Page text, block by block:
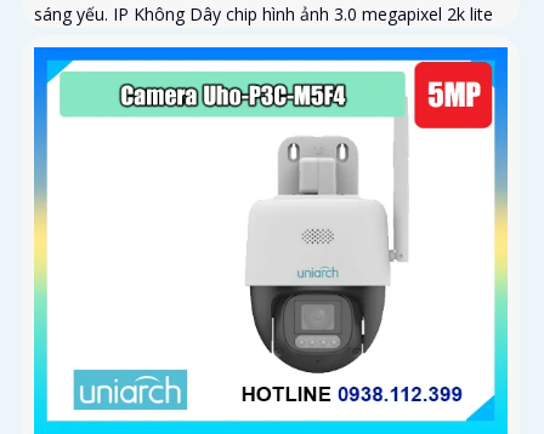
sáng yếu. IP Không Dây chip hình ảnh 3.0 megapixel 2k lite